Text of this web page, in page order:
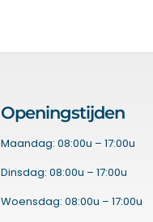
Openingstijden
Maandag: 08:00u – 17:00u
Dinsdag: 08:00u – 17:00u
Woensdag: 08:00u – 17:00u